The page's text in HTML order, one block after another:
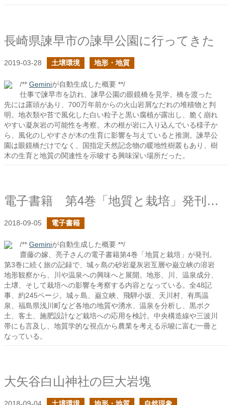
長崎県諫早市の諫早公園に行ってきた
2019-03-28 土壌環境 地形・地質
/** Geminiが自動生成した概要 **/
仕事で諫早市を訪れ、諫早公園の眼鏡橋を見学。橋を渡った
先には露頭があり、700万年前からの火山岩屑なだれの堆積物と判
明。地衣類や苔で風化した白い粒子と黒い腐植が露出し、脆く崩れ
やすい凝灰岩の可能性を考察。木の根が岩に入り込んでいる様子か
ら、風化のしやすさが木の生育に影響を与えていると推測。諫早公
園は眼鏡橋だけでなく、国指定天然記念物の暖地性樹叢もあり、樹
木の生育と地質の関連性を示唆する興味深い場所だった。
電子書籍 第4巻「地質と栽培」発刊しました！
2018-09-05 電子書籍
/** Geminiが自動生成した概要 **/
齋藤の嫁、亮子さんの電子書籍第4巻「地質と栽培」が発刊。
第3巻に続く旅の記録で、城ヶ島の砂岩凝灰岩互層や巌立峡の溶岩
地形観察から、川や温泉への興味へと展開。地形、川、温泉成分、
土壌、そして栽培への影響を考察する内容となっている。全48記
事、約245ページ。城ヶ島、巌立峡、飛騨小坂、天川村、有馬温
泉、福島県浅川町など各地の地質や湧水、温泉を分析し、黒ボク
土、客土、施肥設計など栽培への応用を検討。中央構造線や三波川
帯にも言及し、地質学的な視点から農業を考える示唆に富む一冊と
なっている。
大矢谷白山神社の巨大岩塊